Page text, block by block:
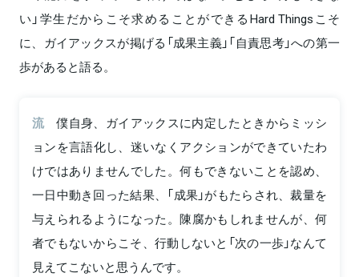
い」学生だからこそ求めることができるHard Thingsこそ
に、ガイアックスが掲げる「成果主義」「自責思考」への第一
歩があると語る。
流
僕自身、ガイアックスに内定したときからミッシ
ョンを言語化し、迷いなくアクションができていたわ
けではありませんでした。何もできないことを認め、
一日中動き回った結果、「成果」がもたらされ、裁量を
与えられるようになった。陳腐かもしれませんが、何
者でもないからこそ、行動しないと「次の一歩」なんて
見えてこないと思うんです。